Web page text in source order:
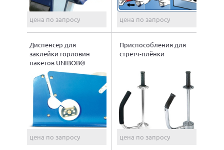
цена по запросу цена по запросу
Диспенсер для
заклейки горловин
пакетов UNIBOB®
цена по запросу
Приспособления для
стретч-плёнки
цена по запросу